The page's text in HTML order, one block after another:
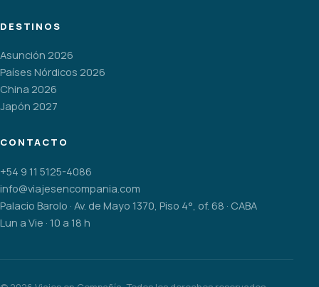
DESTINOS
Asunción 2026
Países Nórdicos 2026
China 2026
Japón 2027
CONTACTO
+54 9 11 5125-4086
info@viajesencompania.com
Palacio Barolo · Av. de Mayo 1370, Piso 4°, of. 68 · CABA
Lun a Vie · 10 a 18 h